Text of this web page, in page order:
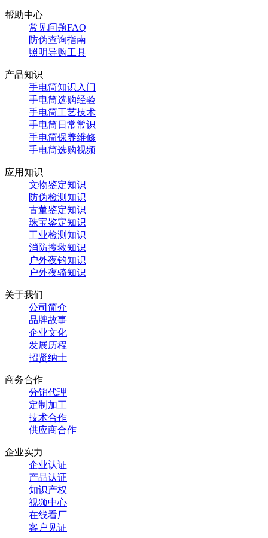
帮助中心
常见问题FAQ
防伪查询指南
照明导购工具
产品知识
手电筒知识入门
手电筒选购经验
手电筒工艺技术
手电筒日常常识
手电筒保养维修
手电筒选购视频
应用知识
文物鉴定知识
防伪检测知识
古董鉴定知识
珠宝鉴定知识
工业检测知识
消防搜救知识
户外夜钓知识
户外夜骑知识
关于我们
公司简介
品牌故事
企业文化
发展历程
招贤纳士
商务合作
分销代理
定制加工
技术合作
供应商合作
企业实力
企业认证
产品认证
知识产权
视频中心
在线看厂
客户见证